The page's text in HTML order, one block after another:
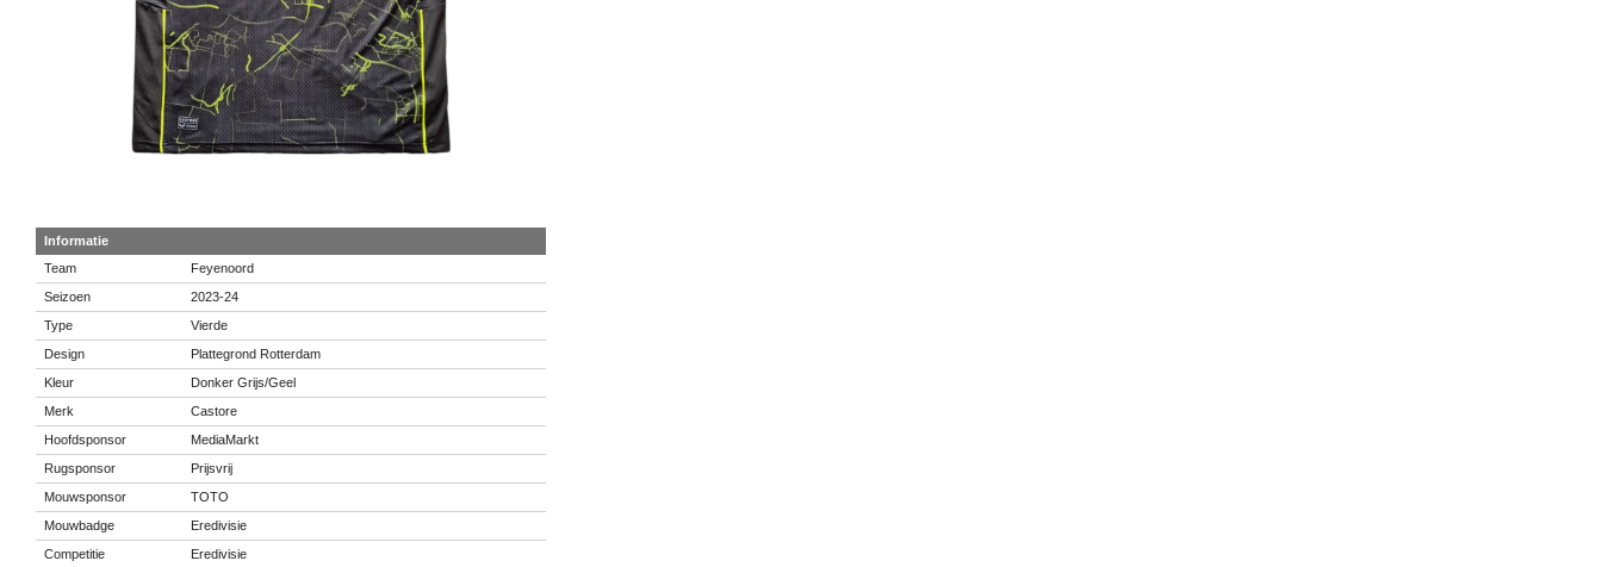
Informatie
Team
Feyenoord
Seizoen
2023-24
Type
Vierde
Design
Plattegrond Rotterdam
Kleur
Donker Grijs/Geel
Merk
Castore
Hoofdsponsor
MediaMarkt
Rugsponsor
Prijsvrij
Mouwsponsor
TOTO
Mouwbadge
Eredivisie
Competitie
Eredivisie